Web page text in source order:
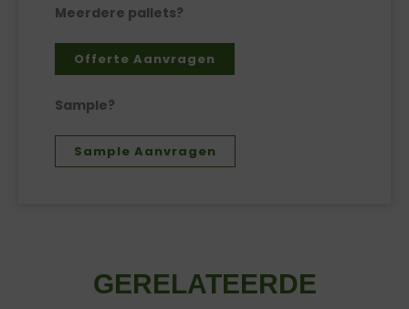
kern
aantal
Meerdere pallets?
Offerte Aanvragen
Sample?
Sample Aanvragen
GERELATEERDE